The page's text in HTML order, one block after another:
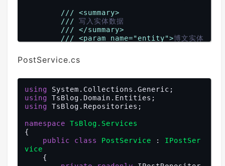
/// 删除指定ID集合的数据(批量删除)
///
</summary>
///
<param name="ids">
/// <returns></returns>
    }
///
<summary>
/// 写入实体数据
///
</summary>
///
<param name="entity">博文实体
int Insert
/// <summary>
/// 更新实体数据
///
</summary>
///
<param name="entity">
///
<returns></returns>
PostService.cs
using
using
using
TsBlog.Repositories;
namespace
TsBlog.Services
{
public
class PostService : IPostSer
vice